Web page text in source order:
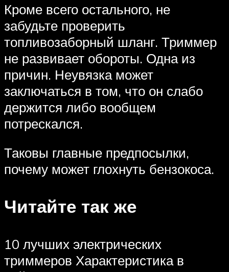
Кроме всего остального, не
забудьте проверить
топливозаборный шланг. Триммер
не развивает обороты. Одна из
причин. Неувязка может
заключаться в том, что он слабо
держится либо вообщем
потрескался.
Таковы главные предпосылки,
почему может глохнуть бензокоса.
Читайте так же
10 лучших электрических
триммеров Характеристика в